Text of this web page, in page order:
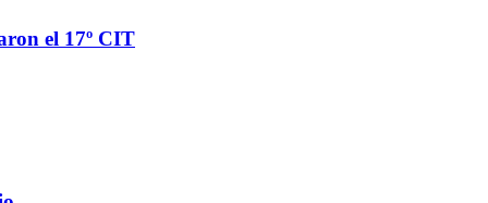
el 17º CIT